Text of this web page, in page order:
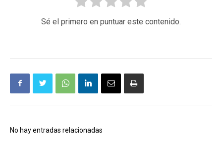
Sé el primero en puntuar este contenido.
No hay entradas relacionadas